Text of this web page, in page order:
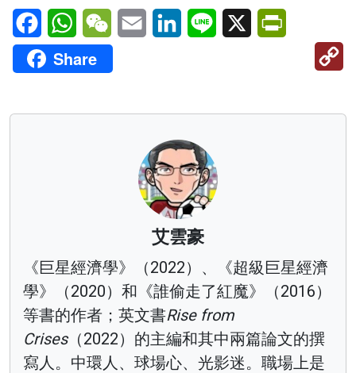
FacebookWhatsAppWeChatEmail LinkedInLine X
Share
艾雲豪
《巨星經濟學》（2022）、《超級巨星經濟
學》（2020）和《誰偷走了紅魔》（2016）
等書的作者；英文書Rise from
Crises（2022）的主編和其中兩篇論文的撰
寫人。中環人、球場心、光影迷。職場上是